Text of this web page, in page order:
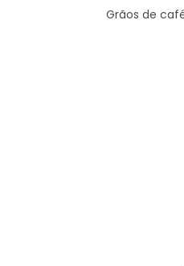
Grãos de